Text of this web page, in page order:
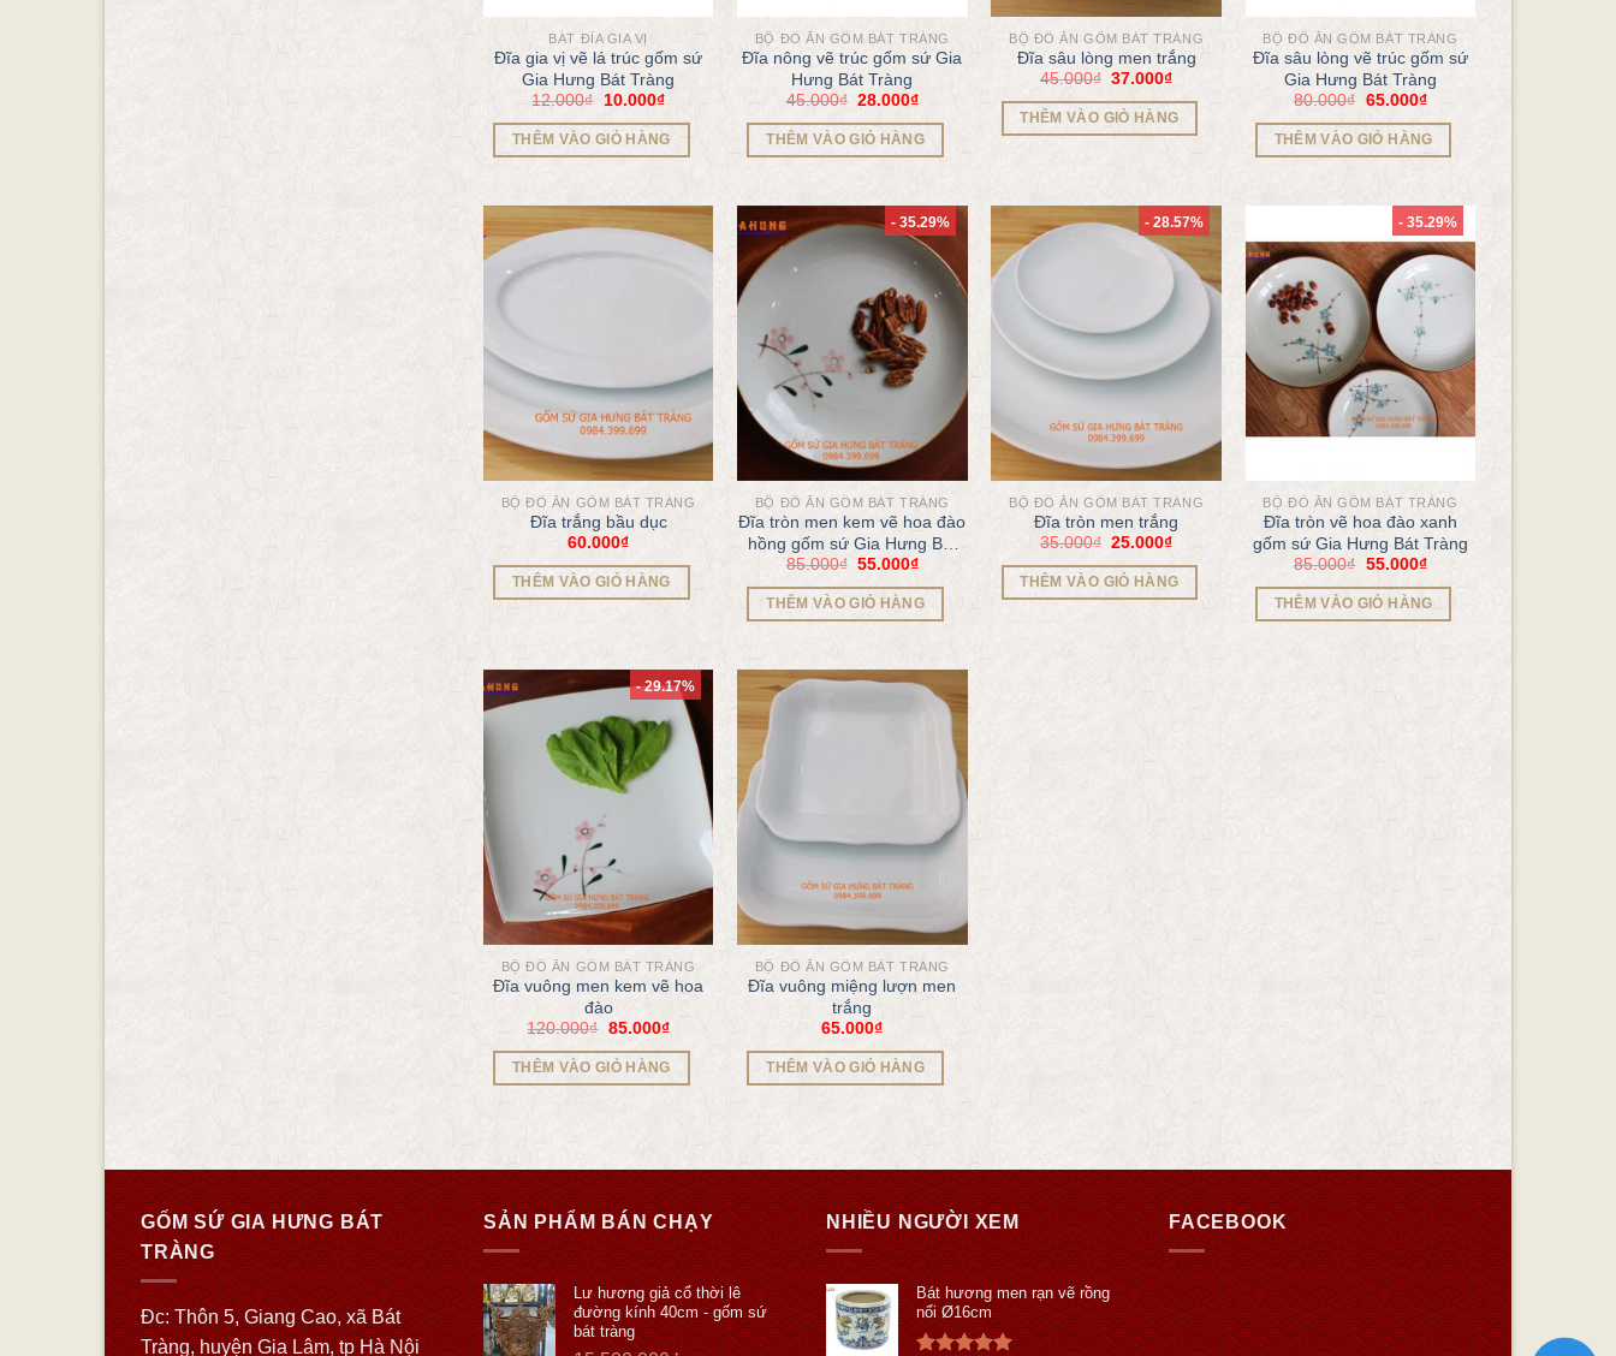
BÁT ĐĨA GIA VỊ
Đĩa gia vị vẽ lá trúc gốm sứ
Gia Hưng Bát Tràng
12.000₫ 10.000₫
THÊM VÀO GIỎ HÀNG
BỘ ĐỒ ĂN GỐM BÁT TRÀNG
Đĩa nông vẽ trúc gốm sứ Gia
Hưng Bát Tràng
45.000₫ 28.000₫
THÊM VÀO GIỎ HÀNG
BỘ ĐỒ ĂN GỐM BÁT TRÀNG
Đĩa sâu lòng men trắng
45.000₫ 37.000₫
THÊM VÀO GIỎ HÀNG
BỘ ĐỒ ĂN GỐM BÁT TRÀNG
Đĩa sâu lòng vẽ trúc gốm sứ
Gia Hưng Bát Tràng
80.000₫ 65.000₫
THÊM VÀO GIỎ HÀNG
BỘ ĐỒ ĂN GỐM BÁT TRÀNG
Đĩa trắng bầu dục
60.000₫
THÊM VÀO GIỎ HÀNG
- 35.29%
BỘ ĐỒ ĂN GỐM BÁT TRÀNG
Đĩa tròn men kem vẽ hoa đào
hồng gốm sứ Gia Hưng Bát
Tràng
85.000₫ 55.000₫
THÊM VÀO GIỎ HÀNG
- 28.57%
BỘ ĐỒ ĂN GỐM BÁT TRÀNG
Đĩa tròn men trắng
35.000₫ 25.000₫
THÊM VÀO GIỎ HÀNG
- 35.29%
BỘ ĐỒ ĂN GỐM BÁT TRÀNG
Đĩa tròn vẽ hoa đào xanh
gốm sứ Gia Hưng Bát Tràng
85.000₫ 55.000₫
THÊM VÀO GIỎ HÀNG
- 29.17%
BỘ ĐỒ ĂN GỐM BÁT TRÀNG
Đĩa vuông men kem vẽ hoa
đào
120.000₫ 85.000₫
THÊM VÀO GIỎ HÀNG
BỘ ĐỒ ĂN GỐM BÁT TRÀNG
Đĩa vuông miệng lượn men
trắng
65.000₫
THÊM VÀO GIỎ HÀNG
GỐM SỨ GIA HƯNG BÁT
TRÀNG
Đc: Thôn 5, Giang Cao, xã Bát
Tràng, huyện Gia Lâm, tp Hà Nội
SẢN PHẨM BÁN CHẠY
Lư hương giả cổ thời lê
đường kính 40cm - gốm sứ
bát tràng
NHIỀU NGƯỜI XEM
Bát hương men rạn vẽ rồng
nổi Ø16cm
FACEBOOK